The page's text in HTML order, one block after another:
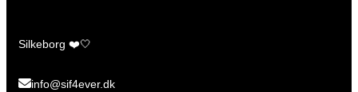
Silkeborg ❤️🤍
info@sif4ever.dk